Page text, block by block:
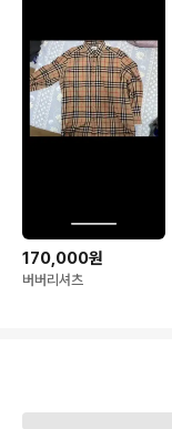
170,000원
버버리셔츠